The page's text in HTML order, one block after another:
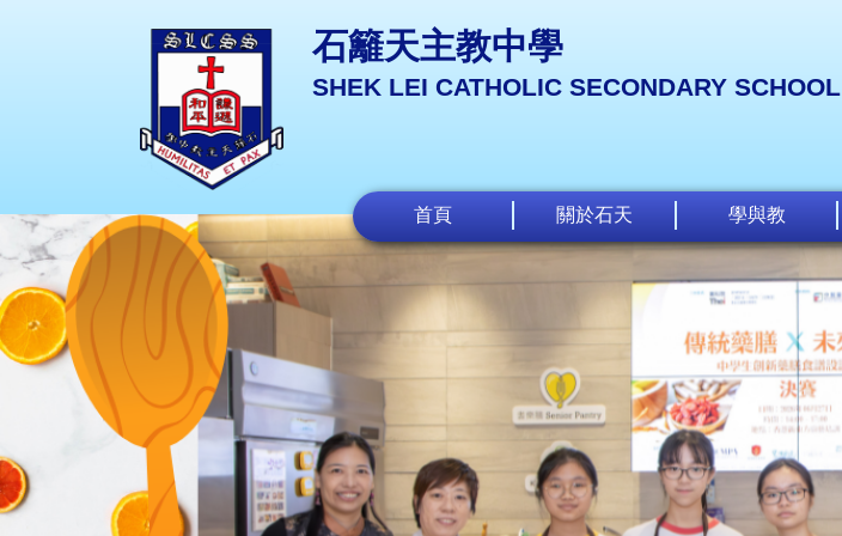
石籬天主教中學
SHEK LEI CATHOLIC SECONDARY SCHOOL
首頁 關於石天 學與教